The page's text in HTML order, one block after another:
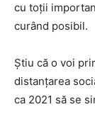
cu toții
curând posibil.
Știu că o voi
distanțarea
ca 2021 să se